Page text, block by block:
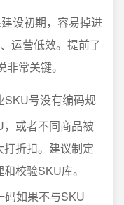
设初期，容易掉进
运营低效。提前了
常关键。
SKU号没有编码规
或者不同商品被
折扣。建议制定
校验SKU库。
码如果不与SKU